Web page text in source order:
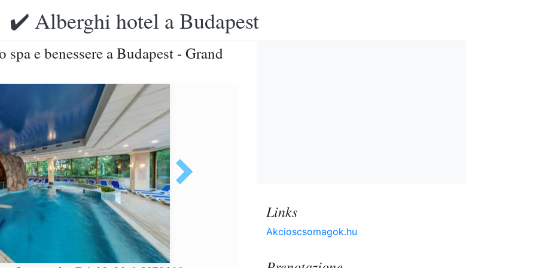
✔️ Alberghi hotel a Budapest
e benessere a Budapest - Grand
Links
Akcioscsomagok.hu